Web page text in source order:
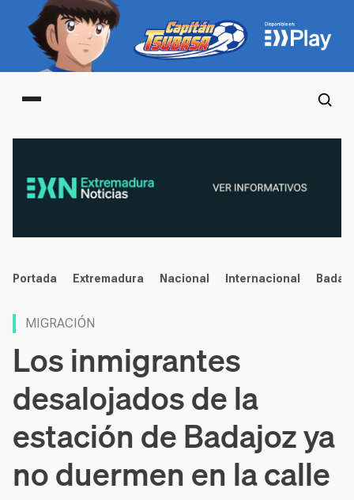
Main menu
noticias
Portada Extremadura Nacional Internacional
MIGRACIÓN
Los inmigrantes
desalojados de la
estación de Badajoz ya
no duermen en la calle